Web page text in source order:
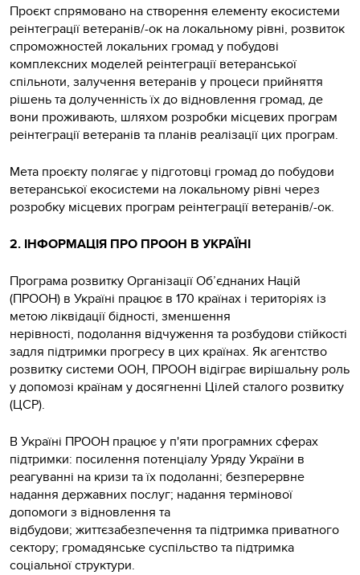
Проєкт спрямовано на створення елементу екосистеми
реінтеграції ветеранів/-ок на локальному рівні, розвиток
спроможностей локальних громад у побудові
комплексних моделей реінтеграції ветеранської
спільноти, залучення ветеранів у процеси прийняття
рішень та долученність їх до відновлення громад, де
вони проживають, шляхом розробки місцевих програм
реінтеграції ветеранів та планів реалізації цих програм.
Мета проєкту полягає у підготовці громад до побудови
ветеранської екосистеми на локальному рівні через
розробку місцевих програм реінтеграції ветеранів/-ок.
2. ІНФОРМАЦІЯ ПРО ПРООН В УКРАЇНІ
Програма розвитку Організації Об’єднаних Націй
(ПРООН) в Україні працює в 170 країнах і територіях із
метою ліквідації бідності, зменшення
нерівності, подолання відчуження та розбудови стійкості
задля підтримки прогресу в цих країнах. Як агентство
розвитку системи ООН, ПРООН відіграє вирішальну роль
у допомозі країнам у досягненні Цілей сталого розвитку
(ЦСР).
В Україні ПРООН працює у п'яти програмних сферах
підтримки: посилення потенціалу Уряду України в
реагуванні на кризи та їх подоланні; безперервне
надання державних послуг; надання термінової
допомоги з відновлення та
відбудови; життєзабезпечення та підтримка приватного
сектору; громадянське суспільство та підтримка
соціальної структури.